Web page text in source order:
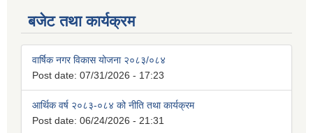
बजेट तथा कार्यक्रम
वार्षिक नगर विकास योजना २०८३/०८४
Post date: 07/31/2026 - 17:23
आर्थिक वर्ष २०८३-०८४ को नीति तथा कार्यक्रम
Post date: 06/24/2026 - 21:31